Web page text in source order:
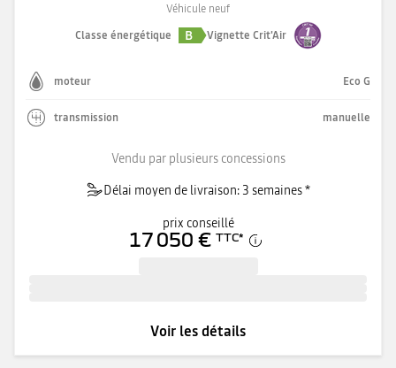
Véhicule neuf
Classe énergétique
B Vignette Crit'Air
moteur Eco G
transmission manuelle
Vendu par plusieurs concessions
Délai moyen de livraison: 3 semaines *
prix conseillé
17 050 € TTC*
Voir les détails